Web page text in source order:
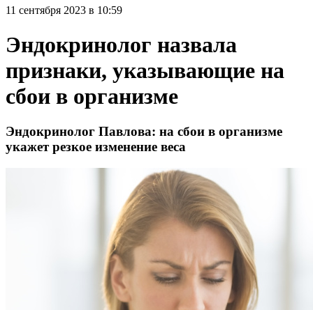
11 сентября 2023 в 10:59
Эндокринолог назвала
признаки, указывающие на
сбои в организме
Эндокринолог Павлова: на сбои в организме
укажет резкое изменение веса